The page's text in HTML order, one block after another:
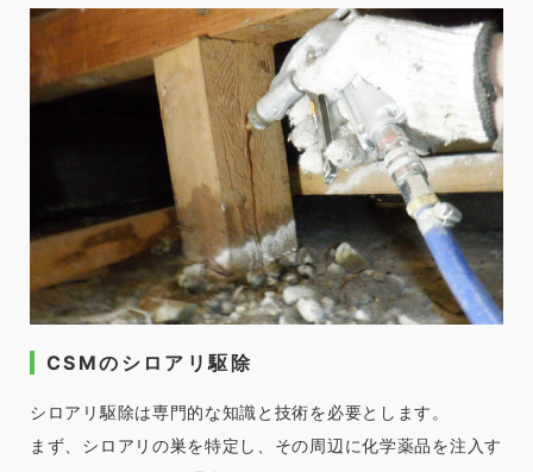
CSMのシロアリ駆除
シロアリ駆除は専門的な知識と技術を必要とします。
まず、シロアリの巣を特定し、その周辺に化学薬品を注入す